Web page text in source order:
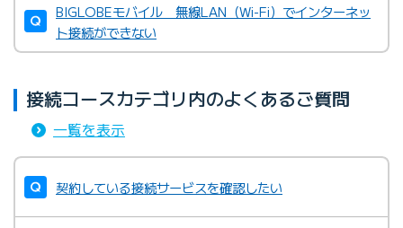
BIGLOBEモバイル 無線LAN（Wi-Fi）でインターネッ
ト接続ができない
接続コースカテゴリ内のよくあるご質問
一覧を表示
契約している接続サービスを確認したい